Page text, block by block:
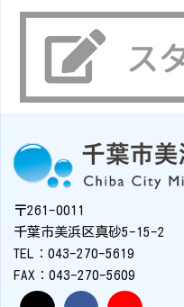
〒261-0011
千葉市美浜区真砂5-15-2
TEL：043-270-5619
FAX：043-270-5609